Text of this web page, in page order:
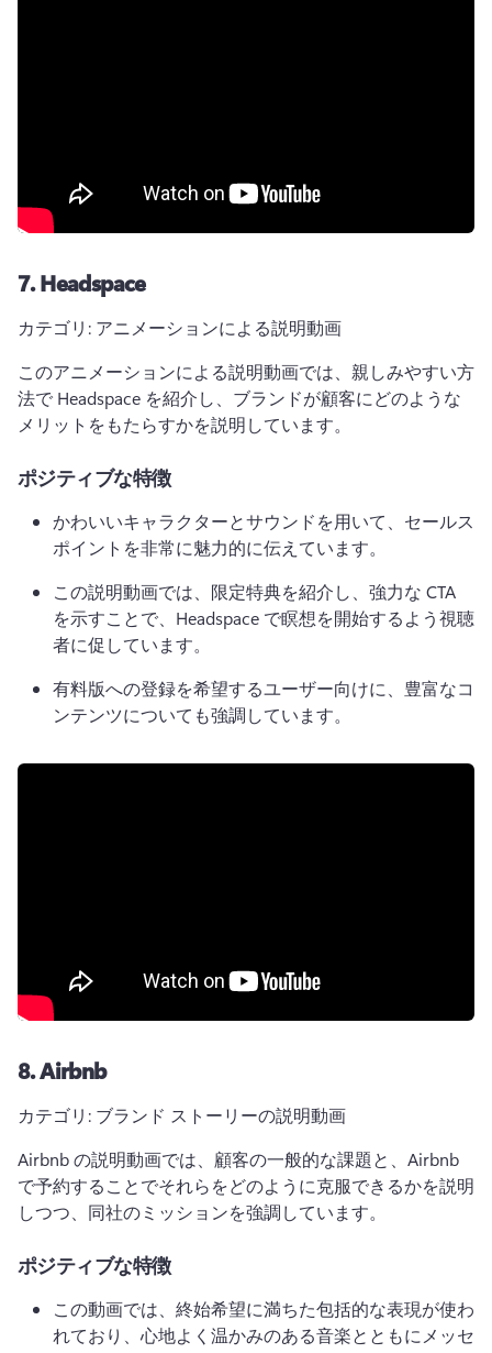
7.Headspace
カテゴリ: アニメーションによる説明動画
このアニメーションによる説明動画では、親しみやすい方
法で Headspace を紹介し、ブランドが顧客にどのような
メリットをもたらすかを説明しています。
ポジティブな特徴
かわいいキャラクターとサウンドを用いて、セールス
ポイントを非常に魅力的に伝えています。
この説明動画では、限定特典を紹介し、強力な CTA
を示すことで、Headspace で瞑想を開始するよう視聴
者に促しています。
有料版への登録を希望するユーザー向けに、豊富なコ
ンテンツについても強調しています。
8.Airbnb
カテゴリ: ブランド ストーリーの説明動画
Airbnb の説明動画では、顧客の一般的な課題と、Airbnb
で予約することでそれらをどのように克服できるかを説明
しつつ、同社のミッションを強調しています。
ポジティブな特徴
この動画では、終始希望に満ちた包括的な表現が使わ
れており、心地よく温かみのある音楽とともにメッセ